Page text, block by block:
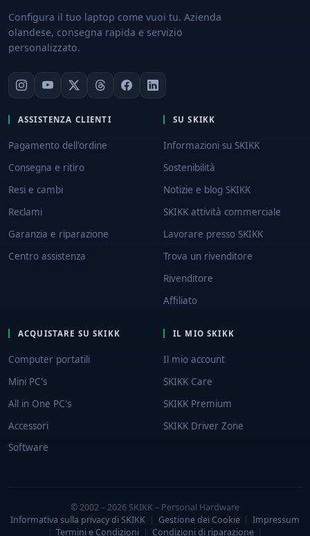
Configura il tuo laptop come vuoi tu. Azienda
olandese, consegna rapida e servizio
personalizzato.
ASSISTENZA CLIENTI
Pagamento dell'ordine
Consegna e ritiro
Resi e cambi
Reclami
Garanzia e riparazione
Centro assistenza
SU SKIKK
Informazioni su SKIKK
Sostenibilità
Notizie e blog SKIKK
SKIKK attività commerciale
Lavorare presso SKIKK
Trova un rivenditore
Rivenditore
Affiliato
ACQUISTARE SU SKIKK
Computer portatili
Mini PC's
All in One PC's
Accessori
Software
IL MIO SKIKK
Il mio account
SKIKK Care
SKIKK Premium
SKIKK Driver Zone
© 2002 – 2026 SKIKK – Personal Hardware
Informativa sulla privacy di SKIKK
Gestione dei Cookie
Impressum
Termini e Condizioni Condizioni di riparazione